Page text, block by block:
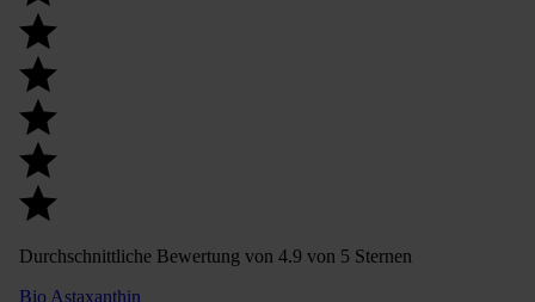
Durchschnittliche Bewertung von 4.9 von 5 Sternen
Bio Astaxanthin